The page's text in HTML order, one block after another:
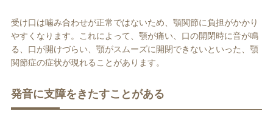
受け口は噛み合わせが正常ではないため、顎関節に負担がかかり
やすくなります。これによって、顎が痛い、口の開閉時に音が鳴
る、口が開けづらい、顎がスムーズに開閉できないといった、顎
関節症の症状が現れることがあります。
発音に支障をきたすことがある